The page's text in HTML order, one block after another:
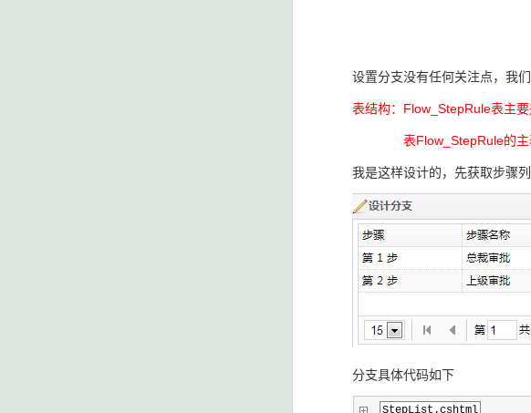
设置分支没有任何关注点，我
表结构：Flow_StepRule表主
表Flow_StepRule的主表
我是这样设计的，先获取步骤
分支具体代码如下
StepList.cshtml